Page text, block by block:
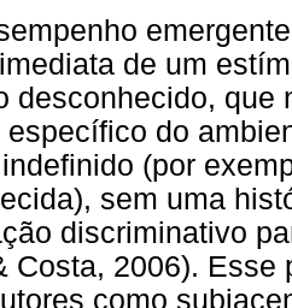
de um
desconhecido, que
do
(por
sem uma
discriminativo
Costa, 2006).
como